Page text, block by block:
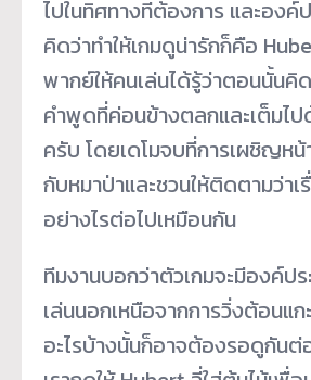
ไปในทิศทางที่ต้องการ และอง
คิดว่าทำให้เกมดูน่ารักก็คือ
พากย์ให้คนเล่นได้รู้ว่าตอนนั้นคิ
คำพูดที่ค่อนข้างตลกและเต็มไ
ครับ โดยเดโมจบที่การเผชิญห
กับหมาป่าและชวนให้ติดตามว่าเ
อย่างไรต่อไปเหมือนกัน
ทีมงานบอกว่าตัวเกมจะมีองค์ป
เล่นนอกเหนือจากการวิ่งต้อนแ
อะไรบ้างนั้นก็อาจต้องรอดูกันต่